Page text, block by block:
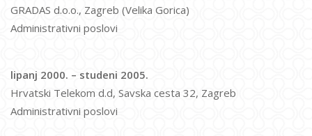
GRADAS d.o.o., Zagreb (Velika Gorica)
Administrativni poslovi
lipanj 2000. – studeni 2005.
Hrvatski Telekom d.d, Savska cesta 32, Zagreb
Administrativni poslovi